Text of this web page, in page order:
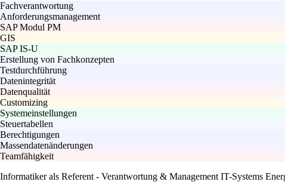
Fachverantwortung
Anforderungsmanagement
SAP Modul PM
GIS
SAP IS-U
Erstellung von Fachkonzepten
Testdurchführung
Datenintegrität
Datenqualität
Customizing
Systemeinstellungen
Steuertabellen
Berechtigungen
Massendatenänderungen
Teamfähigkeit
Informatiker als Referent - Verantwortung & Management IT-Systems